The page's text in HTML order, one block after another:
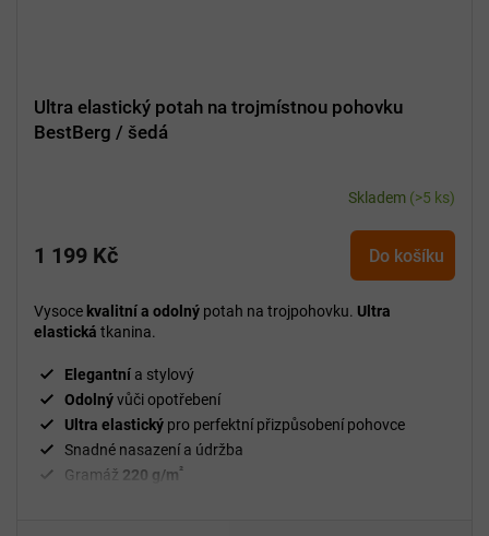
Ultra elastický potah na trojmístnou pohovku
BestBerg / šedá
Skladem (>5 ks)
1 199 Kč Do košíku
Vysoce kvalitní a odolný potah na trojpohovku. Ultra
elastická tkanina.
Elegantní a stylový
Odolnývůči opotřebení
Ultra elastický pro perfektní přizpůsobení pohovce
Snadné nasazení a údržba
Gramáž 220 g/m²